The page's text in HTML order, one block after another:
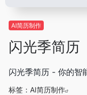
AI简历制作
闪光季简历
闪光季简历 - 你的智
标签： AI简历制作